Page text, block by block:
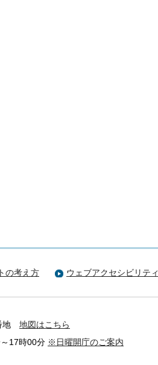
の考え方 ウェブアクセシビリティ
地 地図はこちら
～17時00分 ※日曜開庁のご案内